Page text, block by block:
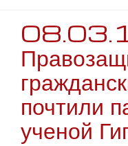
SKIP TO CONTENT
почтили
ученой